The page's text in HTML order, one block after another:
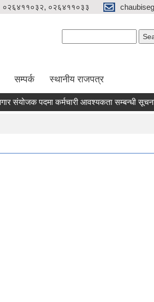
०२६४११०३२, ०२६४११०३३
सम्पर्क स्थानीय राजपत्र
संयोजक पदमा कर्मचारी आवश्यकता सम्बन्धी सूचना